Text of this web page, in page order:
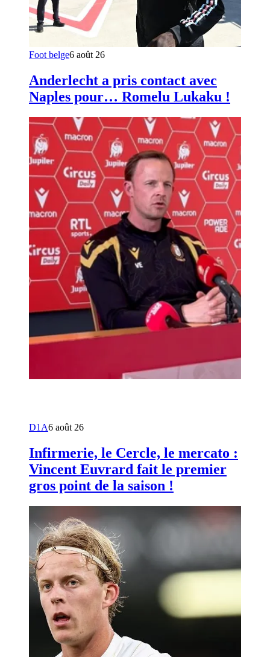
Foot belge6 août 26
Anderlecht a pris contact avec
Naples pour… Romelu Lukaku !
D1A6 août 26
Infirmerie, le Cercle, le mercato :
Vincent Euvrard fait le premier
gros point de la saison !